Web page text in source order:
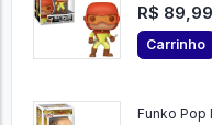
R$ 89,99
Carrinho
Funko Pop